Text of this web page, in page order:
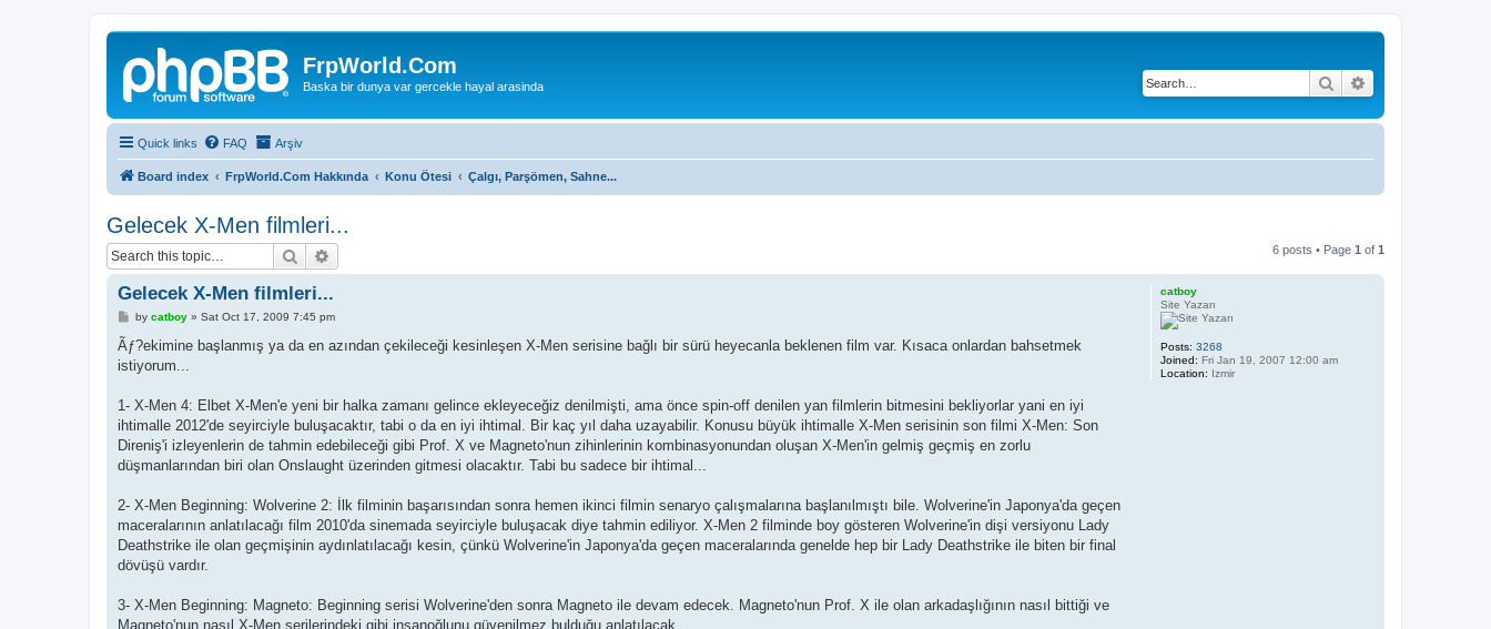
FrpWorld.Com
Baska bir dunya var gercekle hayal arasinda Search
Quick links FAQ Arşiv
Board index FrpWorld.Com Hakkında Konu Ötesi Çalgı, Parşömen, Sahne...
Gelecek X-Men filmleri...
Search 6 posts • Page 1 of 1
catboy
Site Yazarı
Posts: 3268
Joined: Fri Jan 19, 2007 12:00 am
Location: Izmir
Gelecek X-Men filmleri...
P
s
t
by catboy» Sat Oct 17, 2009 7:45 pm
Ãƒ?ekimine başlanmış ya da en azından çekileceği kesinleşen X-Men serisine bağlı bir sürü heyecanla beklenen film var. Kısaca onlardan bahsetmek
istiyorum...
1- X-Men 4: Elbet X-Men'e yeni bir halka zamanı gelince ekleyeceğiz denilmişti, ama önce spin-off denilen yan filmlerin bitmesini bekliyorlar yani en iyi
ihtimalle 2012'de seyirciyle buluşacaktır, tabi o da en iyi ihtimal. Bir kaç yıl daha uzayabilir. Konusu büyük ihtimalle X-Men serisinin son filmi X-Men: Son
Direniş'i izleyenlerin de tahmin edebileceği gibi Prof. X ve Magneto'nun zihinlerinin kombinasyonundan oluşan X-Men'in gelmiş geçmiş en zorlu
düşmanlarından biri olan Onslaught üzerinden gitmesi olacaktır. Tabi bu sadece bir ihtimal...
2- X-Men Beginning: Wolverine 2: İlk filminin başarısından sonra hemen ikinci filmin senaryo çalışmalarına başlanılmıştı bile. Wolverine'in Japonya'da geçen
maceralarının anlatılacağı film 2010'da sinemada seyirciyle buluşacak diye tahmin ediliyor. X-Men 2 filminde boy gösteren Wolverine'in dişi versiyonu Lady
Deathstrike ile olan geçmişinin aydınlatılacağı kesin, çünkü Wolverine'in Japonya'da geçen maceralarında genelde hep bir Lady Deathstrike ile biten bir final
dövüşü vardır.
3- X-Men Beginning: Magneto: Beginning serisi Wolverine'den sonra Magneto ile devam edecek. Magneto'nun Prof. X ile olan arkadaşlığının nasıl bittiği ve
Magneto'nun nasıl X-Men serilerindeki gibi insanoğlunu güvenilmez bulduğu anlatılacak.